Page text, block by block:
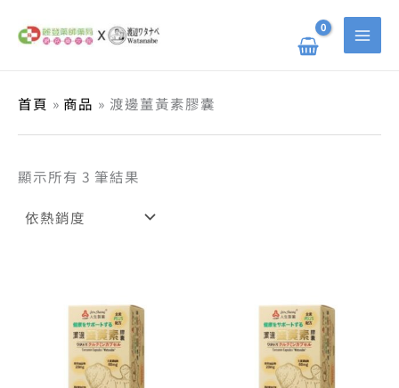
首頁
商品 渡邊薑黃素膠囊
顯示所有 3 筆結果
銷
度
始
前
始
前
尋
鍵